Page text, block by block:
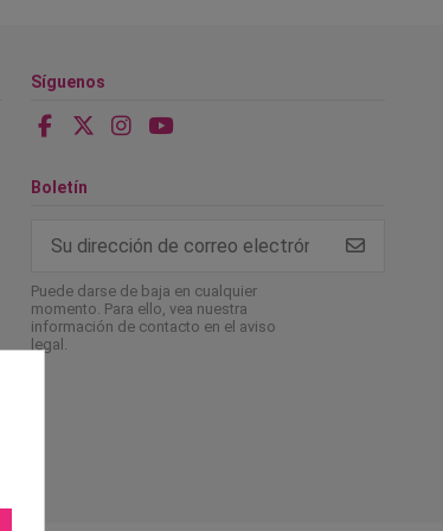
Síguenos
Boletín
Puede darse de baja en cualquier
momento. Para ello, vea nuestra
información de contacto en el aviso
legal.